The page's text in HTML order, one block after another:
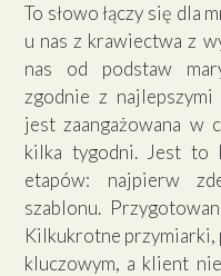
To słowo łączy się dla
u nas z krawiectwa z
nas od podstaw
zgodnie z najlepszymi
jest zaangażowana w
kilka tygodni. Jest to
etapów: najpierw
szablonu.
Kilkukrotne przymiarki,
kluczowym, a klient